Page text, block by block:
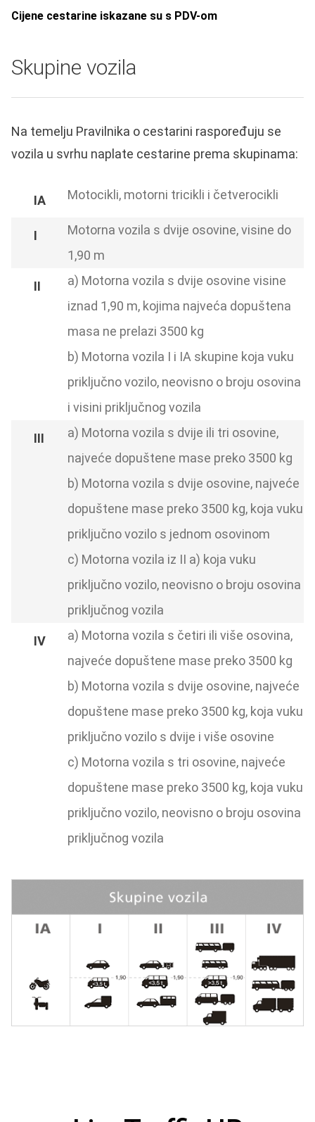
Cijene cestarine iskazane su s PDV-om
Skupine vozila
Na temelju Pravilnika o cestarini raspoređuju se
vozila u svrhu naplate cestarine prema skupinama:
Motocikli, motorni tricikli i četverocikli
Motorna vozila s dvije osovine, visine do
1,90 m
a) Motorna vozila s dvije osovine visine
iznad 1,90 m, kojima najveća dopuštena
masa ne prelazi 3500 kg
b) Motorna vozila I i IA skupine koja vuku
priključno vozilo, neovisno o broju osovina
i visini priključnog vozila
a) Motorna vozila s dvije ili tri osovine,
najveće dopuštene mase preko 3500 kg
b) Motorna vozila s dvije osovine, najveće
dopuštene mase preko 3500 kg, koja vuku
priključno vozilo s jednom osovinom
c) Motorna vozila iz II a) koja vuku
priključno vozilo, neovisno o broju osovina
priključnog vozila
a) Motorna vozila s četiri ili više osovina,
najveće dopuštene mase preko 3500 kg
b) Motorna vozila s dvije osovine, najveće
dopuštene mase preko 3500 kg, koja vuku
priključno vozilo s dvije i više osovine
c) Motorna vozila s tri osovine, najveće
dopuštene mase preko 3500 kg, koja vuku
priključno vozilo, neovisno o broju osovina
priključnog vozila